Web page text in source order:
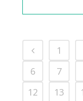
1
6
7
12
13